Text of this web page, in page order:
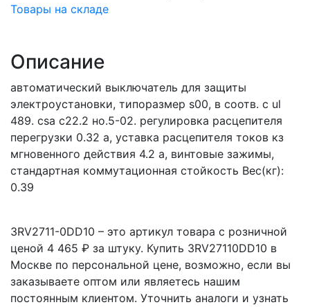
Товары на складе
Описание
автоматический выключатель для защиты
электроустановки, типоразмер s00, в соотв. с ul
489. csa c22.2 но.5-02. регулировка расцепителя
перегрузки 0.32 a, уставка расцепителя токов кз
мгновенного действия 4.2 a, винтовые зажимы,
стандартная коммутационная стойкость Вес(кг):
0.39
3RV2711-0DD10 – это артикул товара с розничной
ценой 4 465 ₽ за штуку. Купить 3RV27110DD10 в
Москве по персональной цене, возможно, если вы
заказываете оптом или являетесь нашим
постоянным клиентом. Уточнить аналоги и узнать